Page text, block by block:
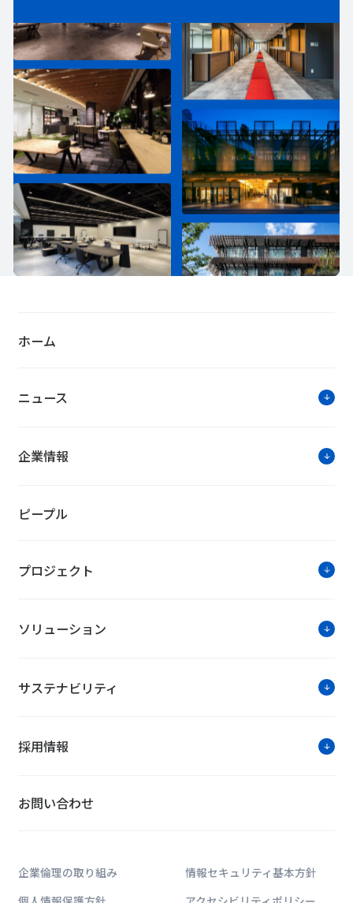
ホーム
ニュース
企業情報
ピープル
プロジェクト
ソリューション
サステナビリティ
採用情報
お問い合わせ
企業倫理の取り組み
情報セキュリティ基本方針